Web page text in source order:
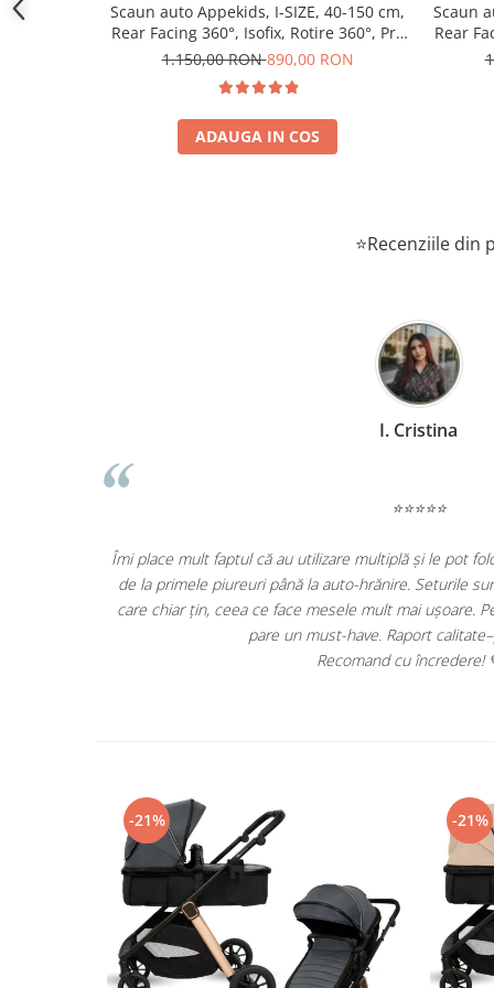
Scaun auto Appekids, I-SIZE, 40-150 cm,
Rear Facing 360°, Isofix, Rotire 360°, Pro
Confort -Black
1.150,00 RON890,00 RON
ADAUGA IN COS
Scaun
Rear
⭐Recenziile
I. Cristina
⭐⭐⭐⭐⭐
Îmi place mult faptul că au utilizare multiplă și le pot folosi
de la primele piureuri până la auto-hrănire. Seturile sunt
care chiar țin, ceea ce face mesele mult mai ușoare.
pare un must-have. Raport
Recomand cu încredere! 💛🍽️
-21% -21%